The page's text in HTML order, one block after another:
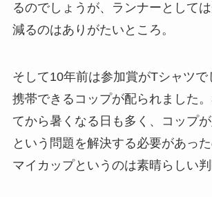
るのでしょうが、ランナーとして
減るのはありがたいところ。
そして10年前は参加賞がTシャツで
携帯できるコップが配られました
てから暑くなる日も多く、コップ
という問題を解決する必要があった
マイカップというのは素晴らしい判